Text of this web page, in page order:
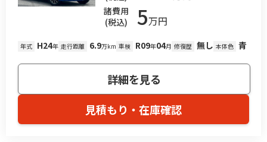
諸費用
(税込)
5万円
年式 H24年 走行距離 6.9万km 車検 R09年04月 修復歴 無し 本体色 青
詳細を見る
見積もり・在庫確認